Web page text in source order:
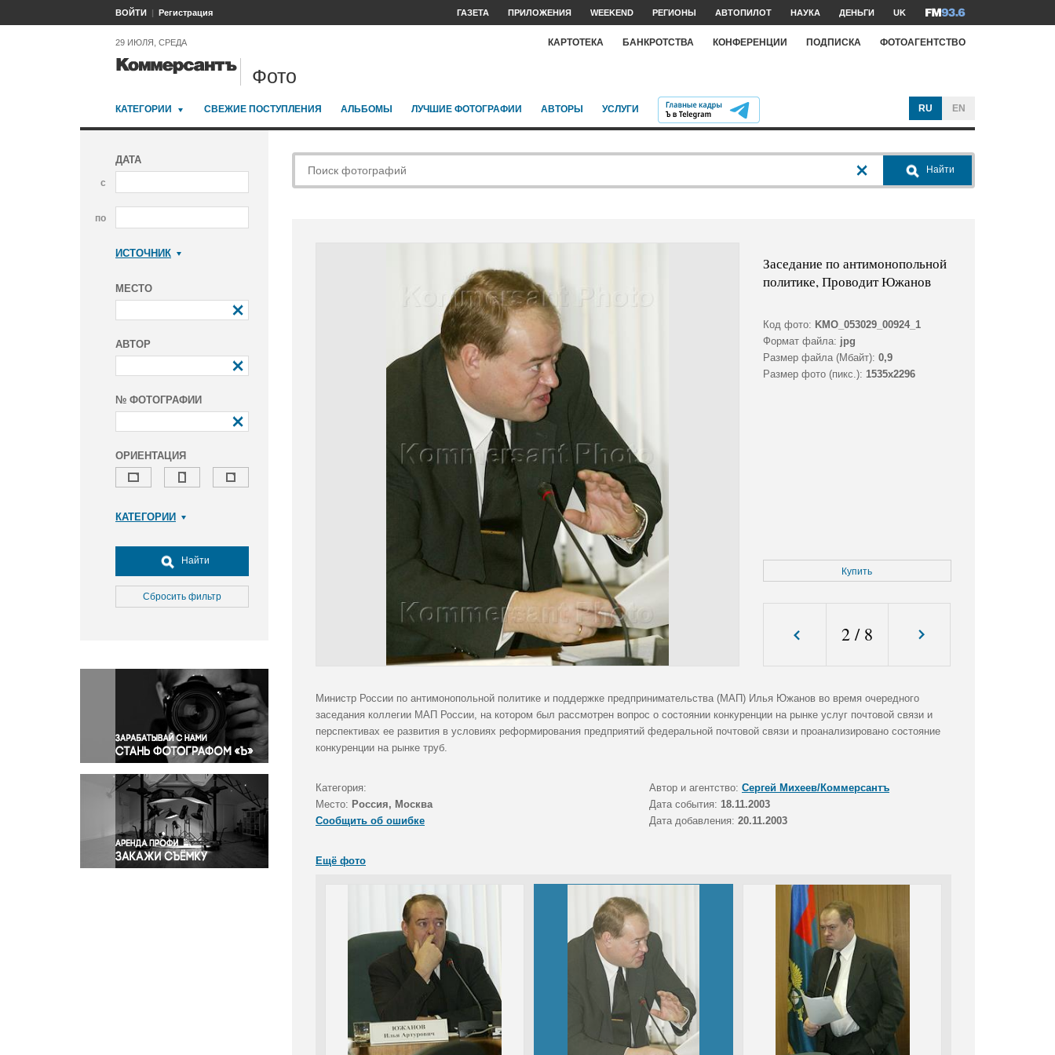
ВОЙТИ Регистрация ГАЗЕТА ПРИЛОЖЕНИЯ WEEKEND РЕГИОНЫ АВТОПИЛОТ НАУКА ДЕНЬГИ UK
29 ИЮЛЯ, СРЕДА КАРТОТЕКА БАНКРОТСТВА КОНФЕРЕНЦИИ ПОДПИСКА ФОТОАГЕНТСТВО
Фото
КАТЕГОРИИ СВЕЖИЕ ПОСТУПЛЕНИЯ АЛЬБОМЫ ЛУЧШИЕ ФОТОГРАФИИ АВТОРЫ УСЛУГИ RU EN
ДАТА
с
по
ИСТОЧНИК
МЕСТО
АВТОР
№ ФОТОГРАФИИ
ОРИЕНТАЦИЯ
КАТЕГОРИИ
Досуг, туризм и отдых
Культура
Медицина
Окружающая среда
Политика
Правосудие
Происшествия и конфликты
Религия
Светская жизнь
Спорт
Экология
Экономика и бизнес
Найти
Сбросить фильтр
Найти
Заседание по антимонопольной
политике, Проводит Южанов
Код фото: KMO_053029_00924_1
Формат файла: jpg
Размер файла (Мбайт): 0,9
Размер фото (пикс.): 1535x2296
Купить
2/ 8
Министр России по антимонопольной политике и поддержке предпринимательства (МАП) Илья Южанов во время очередного
заседания коллегии МАП России, на котором был рассмотрен вопрос о состоянии конкуренции на рынке услуг почтовой связи и
перспективах ее развития в условиях реформирования предприятий федеральной почтовой связи и проанализировано состояние
конкуренции на рынке труб.
Категория: Автор и агентство: Сергей Михеев/Коммерсантъ
Место: Россия, Москва Дата события: 18.11.2003
Сообщить об ошибке
Дата добавления: 20.11.2003
Ещё фото